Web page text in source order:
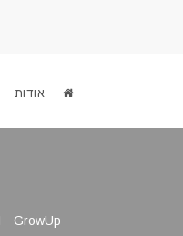
אודות
GrowUp